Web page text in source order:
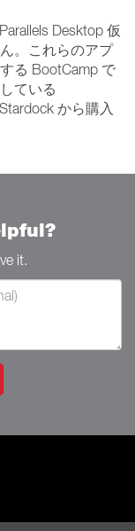
Desktop 仮
。これらのアプ
る BootCamp で
ている
から購入
it.